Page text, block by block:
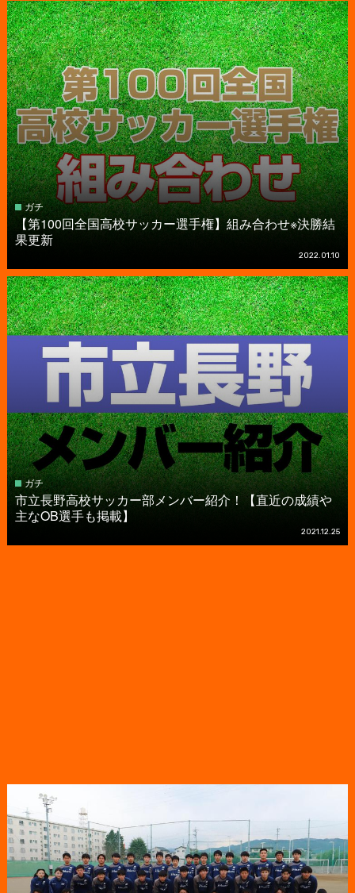
ガチ
【第100回全国高校サッカー選手権】組み合わせ※決勝結
果更新
2022.01.10
ガチ
市立長野高校サッカー部メンバー紹介！【直近の成績や
主なOB選手も掲載】
2021.12.25